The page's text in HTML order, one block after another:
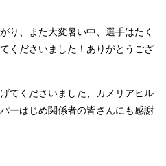
り、また大変暑い中、選手はたく
くださいました！ありがとうござ
てくださいました、カメリアヒル
ーはじめ関係者の皆さんにも感謝